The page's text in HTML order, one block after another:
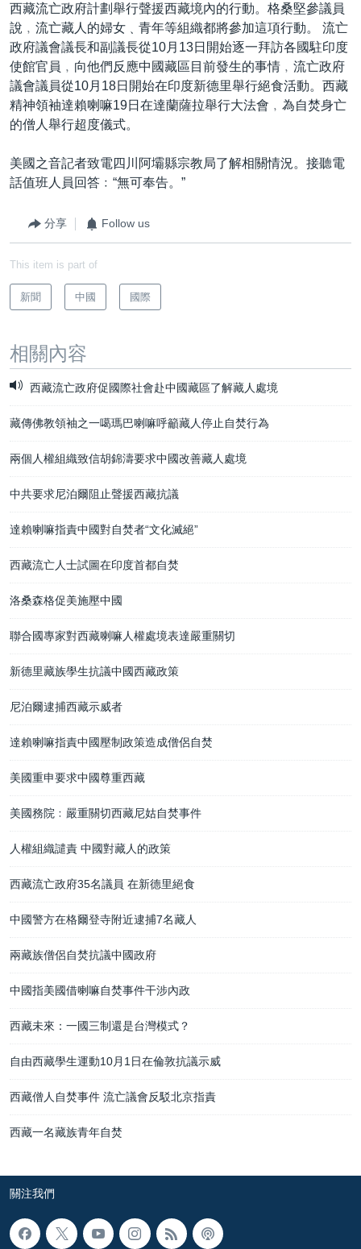
西藏流亡政府計劃舉行聲援西藏境內的行動。格桑堅參議員
說﹐流亡藏人的婦女﹑青年等組織都將參加這項行動。 流亡
政府議會議長和副議長從10月13日開始逐一拜訪各國駐印度
使館官員﹐向他們反應中國藏區目前發生的事情﹐流亡政府
議會議員從10月18日開始在印度新德里舉行絕食活動。西藏
精神領袖達賴喇嘛19日在達蘭薩拉舉行大法會﹐為自焚身亡
的僧人舉行超度儀式。
美國之音記者致電四川阿壩縣宗教局了解相關情況。接聽電
話值班人員回答﹕“無可奉告。”
分享 Follow us
This item is part of
新聞 中國 國際
相關內容
西藏流亡政府促國際社會赴中國藏區了解藏人處境
藏傳佛教領袖之一噶瑪巴喇嘛呼籲藏人停止自焚行為
兩個人權組織致信胡錦濤要求中國改善藏人處境
中共要求尼泊爾阻止聲援西藏抗議
達賴喇嘛指責中國對自焚者“文化滅絕”
西藏流亡人士試圖在印度首都自焚
洛桑森格促美施壓中國
聯合國專家對西藏喇嘛人權處境表達嚴重關切
新德里藏族學生抗議中國西藏政策
尼泊爾逮捕西藏示威者
達賴喇嘛指責中國壓制政策造成僧侶自焚
美國重申要求中國尊重西藏
美國務院﹕嚴重關切西藏尼姑自焚事件
人權組織譴責 中國對藏人的政策
西藏流亡政府35名議員 在新德里絕食
中國警方在格爾登寺附近逮捕7名藏人
兩藏族僧侶自焚抗議中國政府
中國指美國借喇嘛自焚事件干涉內政
西藏未來：一國三制還是台灣模式？
自由西藏學生運動10月1日在倫敦抗議示威
西藏僧人自焚事件 流亡議會反駁北京指責
西藏一名藏族青年自焚
關注我們